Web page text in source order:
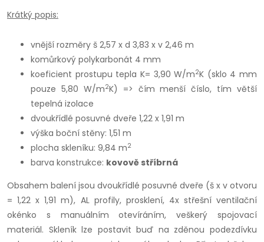
Krátký popis:
vnější rozměry š 2,57 x d 3,83 x v 2,46 m
komůrkový polykarbonát 4 mm
koeficient prostupu tepla K= 3,90 W/m2K (sklo 4 mm
pouze 5,80 W/m2K) => čím menší číslo, tím větší
tepelná izolace
dvoukřídlé posuvné dveře 1,22 x 1,91 m
výška boční stěny: 1,51 m
plocha skleníku: 9,84 m2
barva konstrukce: kovově stříbrná
Obsahem balení jsou dvoukřídlé posuvné dveře (š x v otvoru
= 1,22 x 1,91 m), AL profily, prosklení, 4x střešní ventilační
okénko s manuálním otevíráním, veškerý spojovací
materiál. Skleník lze postavit buď na zděnou podezdívku